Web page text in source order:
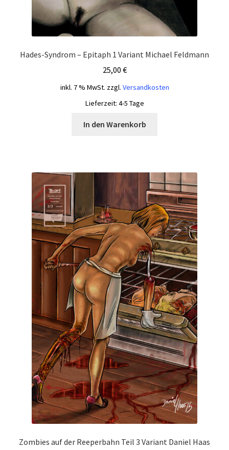
Hades-Syndrom – Epitaph 1 Variant Michael Feldmann
25,00 €
inkl. 7 % MwSt. zzgl. Versandkosten
Lieferzeit: 4-5 Tage
In den Warenkorb
Zombies auf der Reeperbahn Teil 3 Variant Daniel Haas